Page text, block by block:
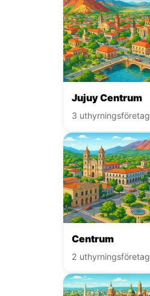
Jujuy Centrum
3 uthyrningsföretag
Centrum
2 uthyrningsföretag